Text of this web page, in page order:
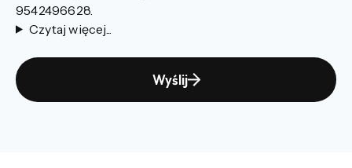
9542496628.
Czytaj więcej...
Wyślij